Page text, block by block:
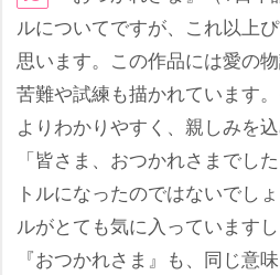
ルについてですが、これ以上
思います。この作品には愛の
苦難や試練も描かれています。
よりわかりやすく、親しみを
「皆さま、おつかれさまでし
トルになったのではないでし
ルがとても気に入っています
『おつかれさま』も、同じ意